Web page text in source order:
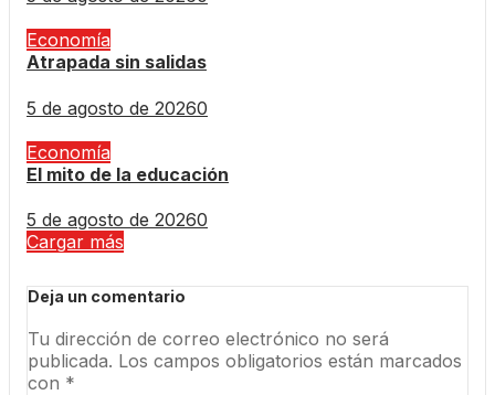
Economía
Atrapada sin salidas
5 de agosto de 20260
Economía
El mito de la educación
5 de agosto de 20260
Cargar más
Deja un comentario
Tu dirección de correo electrónico no será
publicada. Los campos obligatorios están marcados
con *